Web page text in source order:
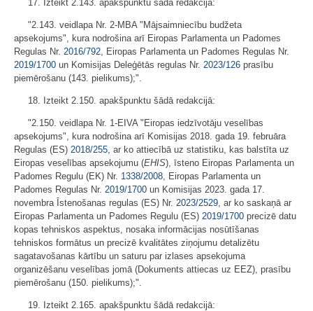
17. Izteikt 2.143. apakšpunktu šādā redakcijā:
"2.143. veidlapa Nr. 2-MBA "Mājsaimniecību budžeta
apsekojums", kura nodrošina arī Eiropas Parlamenta un Padomes
Regulas Nr. 2016/792, Eiropas Parlamenta un Padomes Regulas Nr.
2019/1700 un Komisijas Deleģētās regulas Nr. 2023/126 prasību
piemērošanu (143. pielikums);".
18. Izteikt 2.150. apakšpunktu šādā redakcijā:
"2.150. veidlapa Nr. 1-EIVA "Eiropas iedzīvotāju veselības
apsekojums", kura nodrošina arī Komisijas 2018. gada 19. februāra
Regulas (ES) 2018/255, ar ko attiecībā uz statistiku, kas balstīta uz
Eiropas veselības apsekojumu (EHIS), īsteno Eiropas Parlamenta un
Padomes Regulu (EK) Nr. 1338/2008, Eiropas Parlamenta un
Padomes Regulas Nr. 2019/1700 un Komisijas 2023. gada 17.
novembra Īstenošanas regulas (ES) Nr. 2023/2529, ar ko saskaņā ar
Eiropas Parlamenta un Padomes Regulu (ES) 2019/1700 precizē datu
kopas tehniskos aspektus, nosaka informācijas nosūtīšanas
tehniskos formātus un precizē kvalitātes ziņojumu detalizētu
sagatavošanas kārtību un saturu par izlases apsekojuma
organizēšanu veselības jomā (Dokuments attiecas uz EEZ), prasību
piemērošanu (150. pielikums);".
19. Izteikt 2.165. apakšpunktu šādā redakcijā: